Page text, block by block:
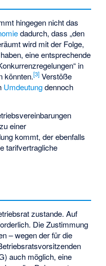
hingegen nicht das
dadurch, dass „den
wird mit der Folge,
eine entsprechende
in
könnten.[3] Verstöße
Umdeutungdennoch
einer
kommt, der ebenfalls
tarifvertragliche
zustande. Auf
Die Zustimmung
– wegen der für die
auch möglich, eine